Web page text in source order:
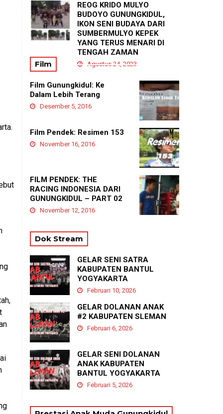
REOG KRIDO MULYO
BUDOYO GUNUNGKIDUL,
IKON SENI BUDAYA DARI
SUMBERMULYO KEPEK
YANG TERUS MENARI DI
TENGAH ZAMAN
Agustus 24, 2023
Film
Film Gunungkidul: Ke
Dalam Lebih Terang
Desember 5, 2016
Film Pendek: Resimen 153
November 16, 2016
FILM PENDEK: THE
RACING INDONESIA DARI
GUNUNGKIDUL – PART 02
November 12, 2016
Dok Stream
GELAR SENI SATRA
KABUPATEN BANTUL
YOGYAKARTA
Februari 10, 2026
GELAR DOLANAN ANAK
#2 KABUPATEN SLEMAN
Februari 6, 2026
GELAR SENI DOLANAN
ANAK KABUPATEN
BANTUL YOGYAKARTA
Februari 5, 2026